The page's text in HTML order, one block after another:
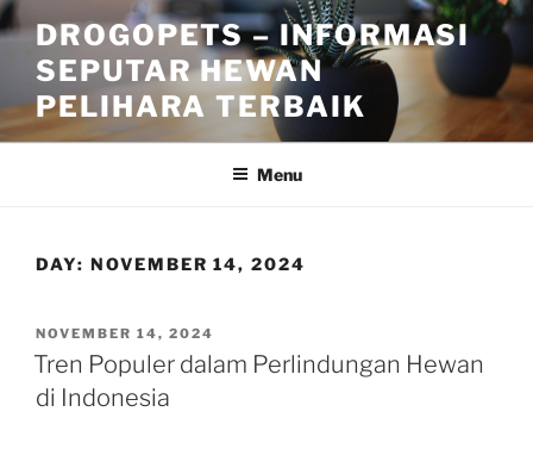
Skip
to
content
DROGOPETS – INFORMASI
SEPUTAR HEWAN
PELIHARA TERBAIK
Menu
DAY: NOVEMBER 14, 2024
POSTED
ON
NOVEMBER 14, 2024
Tren Populer dalam Perlindungan Hewan
di Indonesia